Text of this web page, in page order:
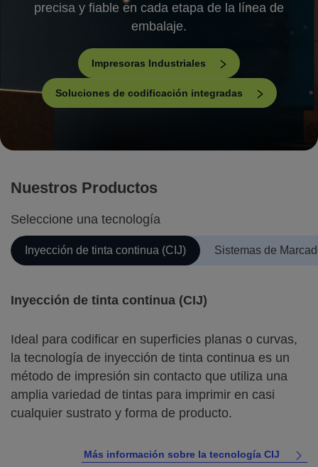
precisa y fiable en cada etapa de la línea de
embalaje.
Impresoras Industriales
Soluciones de codificación integradas
Nuestros Productos
Seleccione una tecnología
Inyección de tinta continua (CIJ) Sistemas de
Inyección de tinta continua (CIJ)
Ideal para codificar en superficies planas o curvas,
la tecnología de inyección de tinta continua es un
método de impresión sin contacto que utiliza una
amplia variedad de tintas para imprimir en casi
cualquier sustrato y forma de producto.
Más información sobre la tecnología CIJ